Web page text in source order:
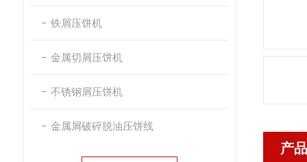
铁屑压饼机
金属切屑压饼机
不锈钢屑压饼机
金属屑破碎脱油压饼线
产